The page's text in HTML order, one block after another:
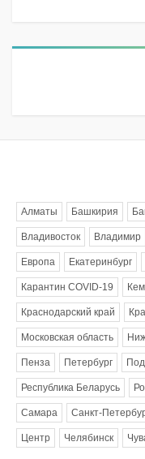
Алматы Башкирия
Владивосток Владимир
Европа Екатеринбург
Карантин COVID-19
Краснодарский край
Московская область
Пенза Петербург
Республика Беларусь
Самара Санкт-
Центр Челябинск